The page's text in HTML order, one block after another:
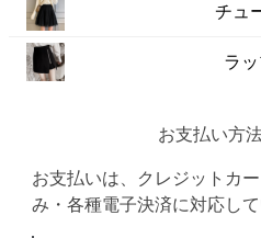
チュ
ラ
お支払い方
お支払いは、クレジットカ
み・各種電子決済に対応して